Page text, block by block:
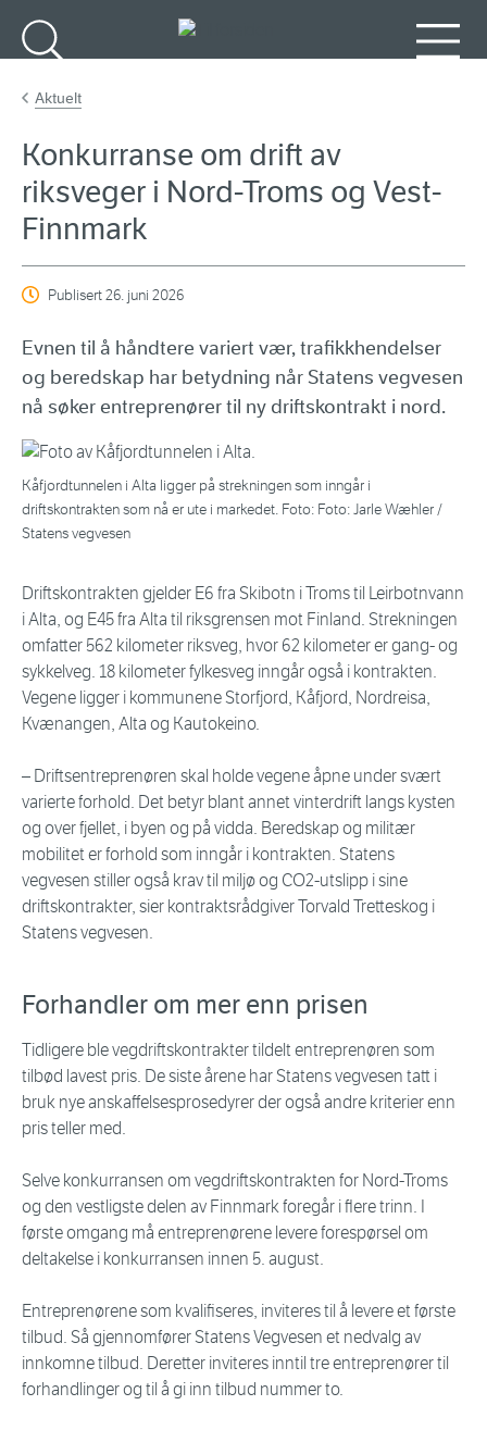
Aktuelt
Konkurranse om drift av
riksveger i Nord-Troms og Vest-
Finnmark
Publisert26. juni 2026
Evnen til å håndtere variert vær, trafikkhendelser
og beredskap har betydning når Statens vegvesen
nå søker entreprenører til ny driftskontrakt i nord.
Kåfjordtunnelen i Alta ligger på strekningen som inngår i
driftskontrakten som nå er ute i markedet. Foto: Foto: Jarle Wæhler /
Statens vegvesen
Driftskontrakten gjelder E6 fra Skibotn i Troms til Leirbotnvann
i Alta, og E45 fra Alta til riksgrensen mot Finland. Strekningen
omfatter 562 kilometer riksveg, hvor 62 kilometer er gang- og
sykkelveg. 18 kilometer fylkesveg inngår også i kontrakten.
Vegene ligger i kommunene Storfjord, Kåfjord, Nordreisa,
Kvænangen, Alta og Kautokeino.
– Driftsentreprenøren skal holde vegene åpne under svært
varierte forhold. Det betyr blant annet vinterdrift langs kysten
og over fjellet, i byen og på vidda. Beredskap og militær
mobilitet er forhold som inngår i kontrakten. Statens
vegvesen stiller også krav til miljø og CO2-utslipp i sine
driftskontrakter, sier kontraktsrådgiver Torvald Tretteskog i
Statens vegvesen.
Forhandler om mer enn prisen
Tidligere ble vegdriftskontrakter tildelt entreprenøren som
tilbød lavest pris. De siste årene har Statens vegvesen tatt i
bruk nye anskaffelsesprosedyrer der også andre kriterier enn
pris teller med.
Selve konkurransen om vegdriftskontrakten for Nord-Troms
og den vestligste delen av Finnmark foregår i flere trinn. I
første omgang må entreprenørene levere forespørsel om
deltakelse i konkurransen innen 5. august.
Entreprenørene som kvalifiseres, inviteres til å levere et første
tilbud. Så gjennomfører Statens Vegvesen et nedvalg av
innkomne tilbud. Deretter inviteres inntil tre entreprenører til
forhandlinger og til å gi inn tilbud nummer to.